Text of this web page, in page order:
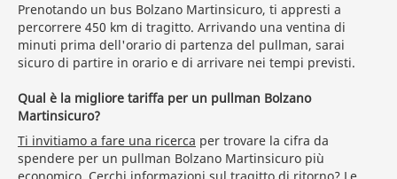
Prenotando un bus Bolzano Martinsicuro, ti appresti a
percorrere 450 km di tragitto. Arrivando una ventina di
minuti prima dell'orario di partenza del pullman, sarai
sicuro di partire in orario e di arrivare nei tempi previsti.
Qual è la migliore tariffa per un pullman Bolzano
Martinsicuro?
Ti invitiamo a fare una ricerca per trovare la cifra da
spendere per un pullman Bolzano Martinsicuro più